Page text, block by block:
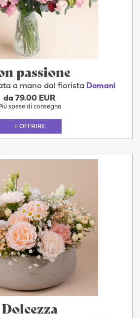
passione
a mano dal fiorista Domani
da 79.00 EUR
spese di consegna
OFFRIRE
Dolcezza